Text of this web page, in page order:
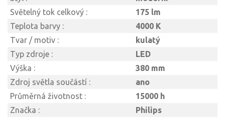
Světelný tok celkový :
175 lm
Teplota barvy :
4000 K
Tvar / motiv :
kulatý
Typ zdroje :
LED
Výška :
380 mm
Zdroj světla součástí :
ano
Průměrná životnost :
15000 h
Značka :
Philips